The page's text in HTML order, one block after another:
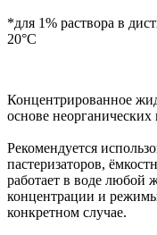
*для 1% раствора в
20°С
Концентрированное
основе неорганических
Рекомендуется
пастеризаторов,
работает в воде любой
концентрации и
конкретном случае.